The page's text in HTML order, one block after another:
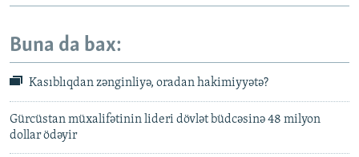
Buna da bax:
Kasıblıqdan zənginliyə, oradan hakimiyyətə?
Gürcüstan müxalifətinin lideri dövlət büdcəsinə 48 milyon
dollar ödəyir